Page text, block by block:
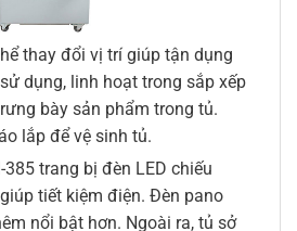
thay đổi vị trí giúp tận dụng
dụng, linh hoạt trong sắp xếp
bày sản phẩm trong tủ.
lắp để vệ sinh tủ.
trang bị đèn LED chiếu
tiết kiệm điện. Đèn pano
nổi bật hơn. Ngoài ra, tủ sở